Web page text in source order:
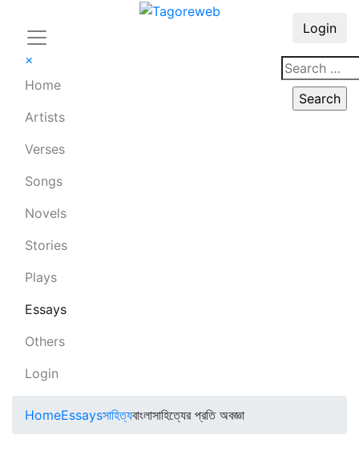
×
Home
Artists
Verses
Songs
Novels
Stories
Plays
Essays
Others
Login
Login
HomeEssaysসাহিত্যবাংলাসাহিত্যের প্রতি অবজ্ঞা